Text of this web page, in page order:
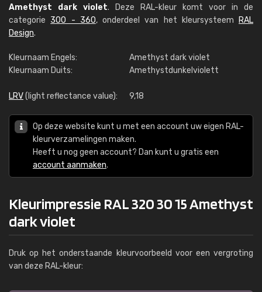
Amethyst dark violet. Deze RAL-kleur komt voor in de
categorie 300 - 360, onderdeel van het kleursysteem
RAL
Design.
Kleurnaam Engels:
Amethyst dark violet
Kleurnaam Duits:
Amethystdunkelviolett
LRV(light reflectance value): 9,18
Op deze website kunt u met een account uw eigen RAL-
kleurverzamelingen maken.
Heeft u nog geen account? Dan kunt u gratis een
account aanmaken.
Kleurimpressie RAL 320 30 15 Amethyst
dark violet
Druk op het onderstaande kleurvoorbeeld voor een vergroting
van deze RAL-kleur: